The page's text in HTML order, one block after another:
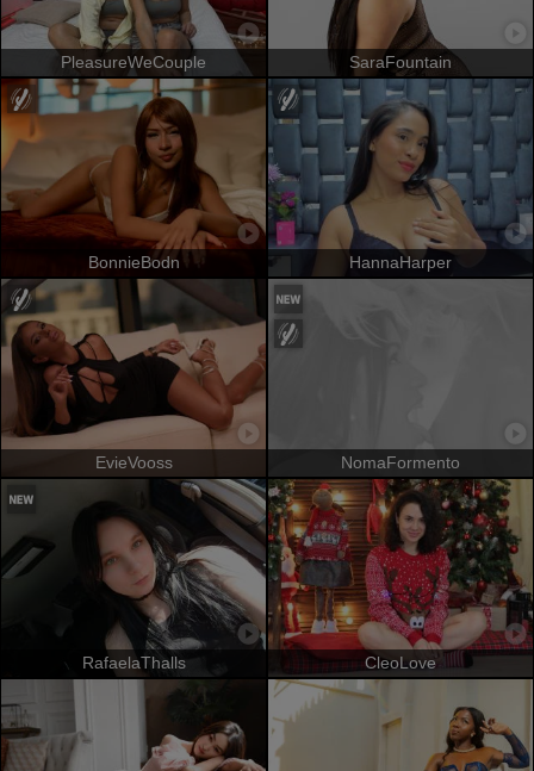
PleasureWeCouple SaraFountain
BonnieBodn HannaHarper
EvieVooss NomaFormento
RafaelaThalls CleoLove